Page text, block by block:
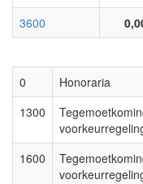
3600
0
Honoraria
1300
1600